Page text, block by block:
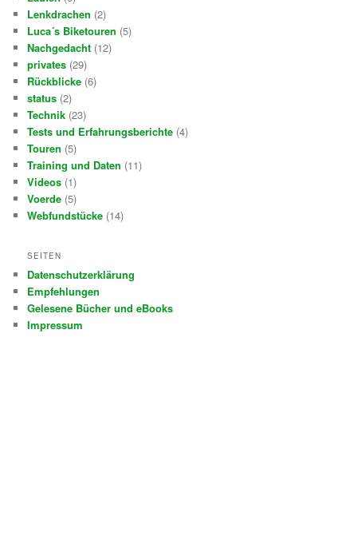
Lenkdrachen (2)
Luca´s Biketouren (5)
Nachgedacht (12)
privates (29)
Rückblicke (6)
status (2)
Technik (23)
Tests und Erfahrungsberichte (4)
Touren (5)
Training und Daten (11)
Videos (1)
Voerde (5)
Webfundstücke (14)
SEITEN
Datenschutzerklärung
Empfehlungen
Gelesene Bücher und eBooks
Impressum